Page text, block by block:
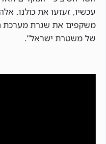
עכשיו, זעזעו את כולנו.
משקפים את שגרת מערכת
של משטרת ישראל".